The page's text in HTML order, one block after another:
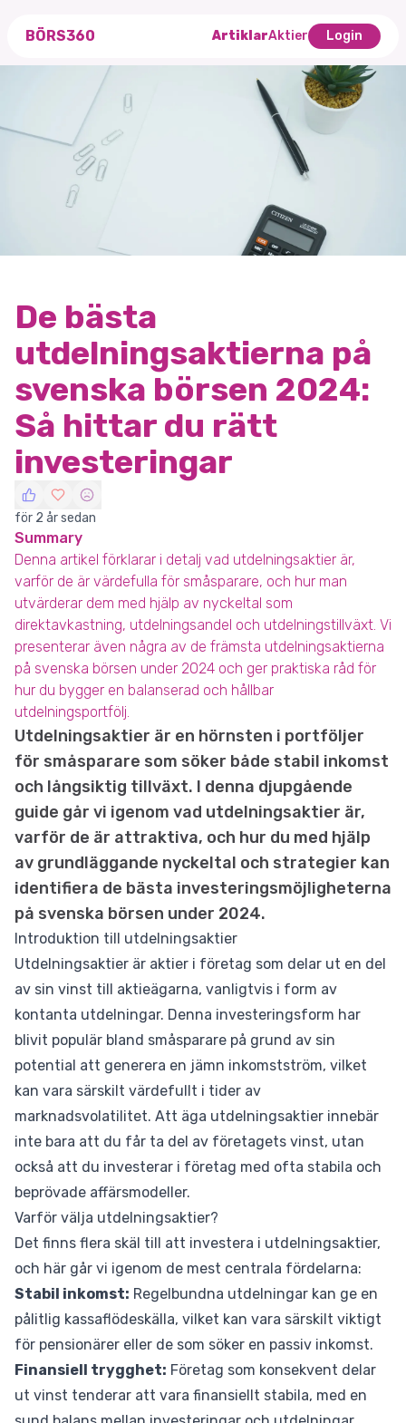
BÖRS360 ArtiklarAktier Login
De bästa
utdelningsaktierna på
svenska börsen 2024:
Så hittar du rätt
investeringar
för 2 år sedan
Summary
Denna artikel förklarar i detalj vad utdelningsaktier är,
varför de är värdefulla för småsparare, och hur man
utvärderar dem med hjälp av nyckeltal som
direktavkastning, utdelningsandel och utdelningstillväxt. Vi
presenterar även några av de främsta utdelningsaktierna
på svenska börsen under 2024 och ger praktiska råd för
hur du bygger en balanserad och hållbar
utdelningsportfölj.
Utdelningsaktier är en hörnsten i portföljer
för småsparare som söker både stabil inkomst
och långsiktig tillväxt. I denna djupgående
guide går vi igenom vad utdelningsaktier är,
varför de är attraktiva, och hur du med hjälp
av grundläggande nyckeltal och strategier kan
identifiera de bästa investeringsmöjligheterna
på svenska börsen under 2024.
Introduktion till utdelningsaktier
Utdelningsaktier är aktier i företag som delar ut en del
av sin vinst till aktieägarna, vanligtvis i form av
kontanta utdelningar. Denna investeringsform har
blivit populär bland småsparare på grund av sin
potential att generera en jämn inkomstström, vilket
kan vara särskilt värdefullt i tider av
marknadsvolatilitet. Att äga utdelningsaktier innebär
inte bara att du får ta del av företagets vinst, utan
också att du investerar i företag med ofta stabila och
beprövade affärsmodeller.
Varför välja utdelningsaktier?
Det finns flera skäl till att investera i utdelningsaktier,
och här går vi igenom de mest centrala fördelarna:
Stabil inkomst: Regelbundna utdelningar kan ge en
pålitlig kassaflödeskälla, vilket kan vara särskilt viktigt
för pensionärer eller de som söker en passiv inkomst.
Finansiell trygghet: Företag som konsekvent delar
ut vinst tenderar att vara finansiellt stabila, med en